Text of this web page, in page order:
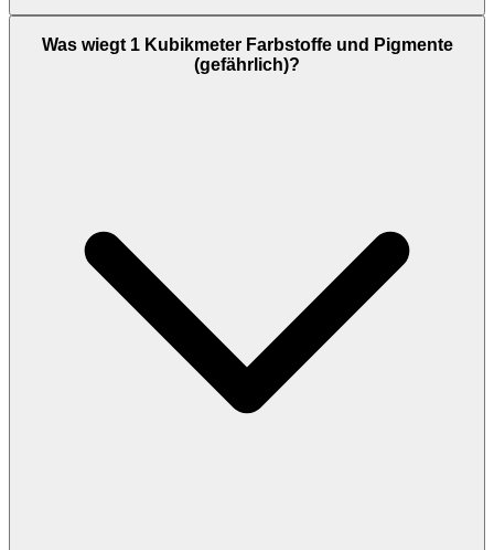
Was wiegt 1 Kubikmeter Farbstoffe und Pigmente
(gefährlich)?